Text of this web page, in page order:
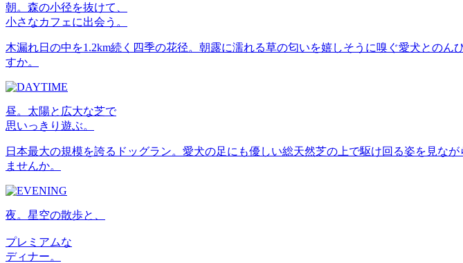
朝。森の小径を抜けて、
小さなカフェに出会う。
木漏れ日の中を1.2km続く四季の花径。朝露に濡れる草の匂いを嬉しそうに嗅ぐ愛犬との
すか。
昼。太陽と広大な芝で
思いっきり遊ぶ。
日本最大の規模を誇るドッグラン。愛犬の足にも優しい総天然芝の上で駆け回る姿を見な
ませんか。
夜。星空の散歩と、
プレミアムな
ディナー。